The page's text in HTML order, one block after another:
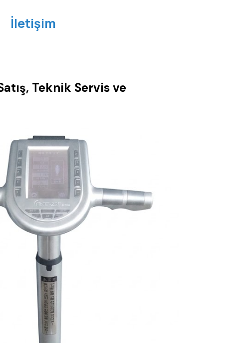
Teknik Servis ve
İletişim